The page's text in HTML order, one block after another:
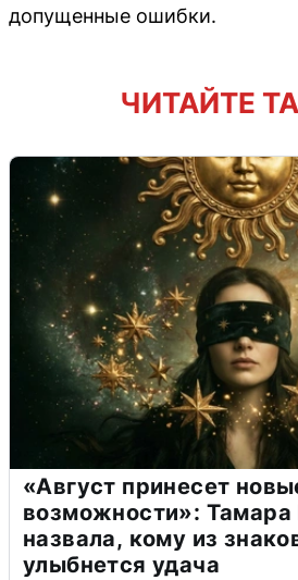
допущенные ошибки.
ЧИТАЙТЕ
«Август принесет
возможности»: Тамара
назвала, кому из
улыбнется удача